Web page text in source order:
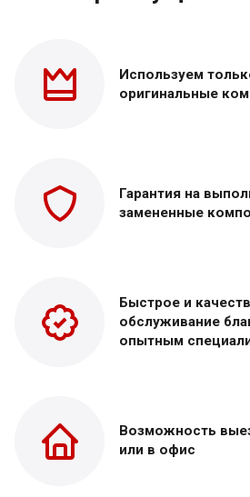
Используем
оригинальные
Гарантия на
замененные
Быстрое и
обслуживание
опытным
Возможность
или в офис